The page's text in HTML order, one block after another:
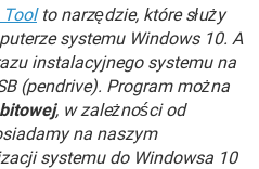
FACEBOOK
WHATSAPP
NETFLIX
FACEBOOK
WHATSAPP
NETFLIX
FACEBOOK
Toolto narzędzie, które służy
systemu Windows 10. A
instalacyjnego systemu na
(pendrive). Program można
, w zależności od
na naszym
systemu do Windowsa 10